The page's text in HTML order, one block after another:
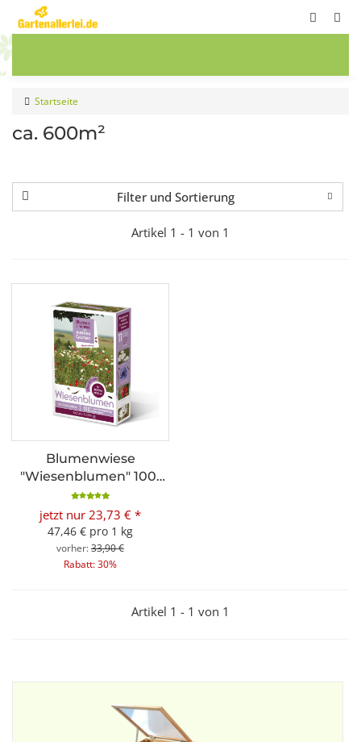
Startseite
ca. 600m²
Filter und Sortierung
Artikel 1 - 1 von 1
Blumenwiese
"Wiesenblumen" 100-
300m²
jetzt nur 23,73 € *
47,46 € pro 1 kg
vorher:33,90 €
Rabatt:30%
Artikel 1 - 1 von 1